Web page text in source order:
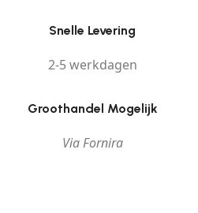
Snelle Levering
2-5 werkdagen
Groothandel Mogelijk
Via Fornira